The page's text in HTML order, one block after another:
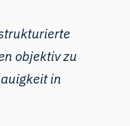
objektiv zu
in